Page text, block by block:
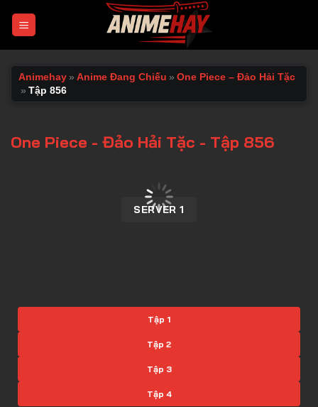
Animehay » Anime Đang Chiếu » One Piece – Đảo Hải Tặc
» Tập 856
One Piece - Đảo Hải Tặc - Tập 856
SERVER 1
Tập 1
Tập 2
Tập 3
Tập 4